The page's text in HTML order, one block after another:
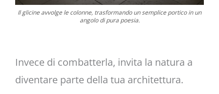
Il glicine avvolge le colonne, trasformando un semplice portico in un
angolo di pura poesia.
Invece di combatterla, invita la natura a
diventare parte della tua architettura.